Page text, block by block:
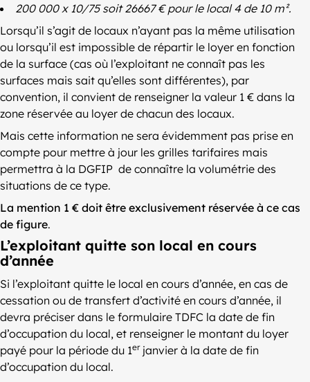
200 000 x 10/75 soit 26667 € pour le local 4 de 10 m².
Lorsqu’il s’agit de locaux n’ayant pas la même utilisation
ou lorsqu’il est impossible de répartir le loyer en fonction
de la surface (cas où l’exploitant ne connaît pas les
surfaces mais sait qu’elles sont différentes), par
convention, il convient de renseigner la valeur 1 € dans la
zone réservée au loyer de chacun des locaux.
Mais cette information ne sera évidemment pas prise en
compte pour mettre à jour les grilles tarifaires mais
permettra à la DGFIP de connaître la volumétrie des
situations de ce type.
La mention 1 € doit être exclusivement réservée à ce cas
de figure.
L’exploitant quitte son local en cours
d’année
Si l’exploitant quitte le local en cours d’année, en cas de
cessation ou de transfert d’activité en cours d’année, il
devra préciser dans le formulaire TDFC la date de fin
d’occupation du local, et renseigner le montant du loyer
payé pour la période du 1erjanvier à la date de fin
d’occupation du local.